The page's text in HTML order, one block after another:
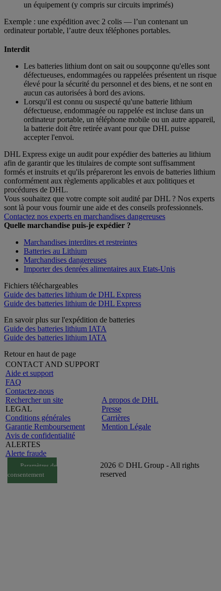
un équipement (y compris sur circuits imprimés)
Exemple : une expédition avec 2 colis — l’un contenant un
ordinateur portable, l’autre deux téléphones portables.
Interdit
Les batteries lithium dont on sait ou soupçonne qu'elles sont
défectueuses, endommagées ou rappelées présentent un risque
élevé pour la sécurité du personnel et des biens, et ne sont en
aucun cas autorisées à bord des avions.
Lorsqu'il est connu ou suspecté qu'une batterie lithium
défectueuse, endommagée ou rappelée est incluse dans un
ordinateur portable, un téléphone mobile ou un autre appareil,
la batterie doit être retirée avant pour que DHL puisse
accepter l'envoi.
DHL Express exige un audit pour expédier des batteries au lithium
afin de garantir que les titulaires de compte sont suffisamment
formés et instruits et qu'ils prépareront les envois de batteries lithium
conformément aux règlements applicables et aux politiques et
procédures de DHL.
Vous souhaitez que votre compte soit audité par DHL ? Nos experts
sont là pour vous fournir une aide et des conseils professionnels.
Contactez nos experts en marchandises dangereuses
Quelle marchandise puis-je expédier ?
Marchandises interdites et restreintes
Batteries au Lithium
Marchandises dangereuses
Importer des denrées alimentaires aux Etats-Unis
Fichiers téléchargeables
Guide des batteries lithium de DHL Express
Guide des batteries lithium de DHL Express
En savoir plus sur l'expédition de batteries
Guide des batteries lithium IATA
Guide des batteries lithium IATA
Retour en haut de page
CONTACT AND SUPPORT
Aide et support
FAQ
Contactez-nous
Rechercher un site
LEGAL
Conditions générales
Garantie Remboursement
Avis de confidentialité
ALERTES
Alerte fraude
A propos de DHL
Presse
Carrières
Mention Légale
Paramètres de
consentement
2026 © DHL Group - All rights
reserved